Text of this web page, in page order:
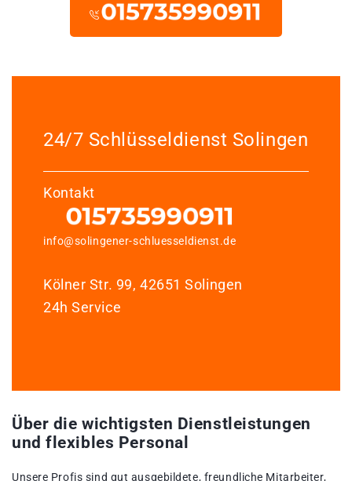
24/7 Schlüsseldienst Solingen
Kontakt
info@solingener-schluesseldienst.de
Kölner Str. 99, 42651 Solingen
24h Service
Über die wichtigsten Dienstleistungen
und flexibles Personal
Unsere Profis sind gut ausgebildete, freundliche Mitarbeiter,